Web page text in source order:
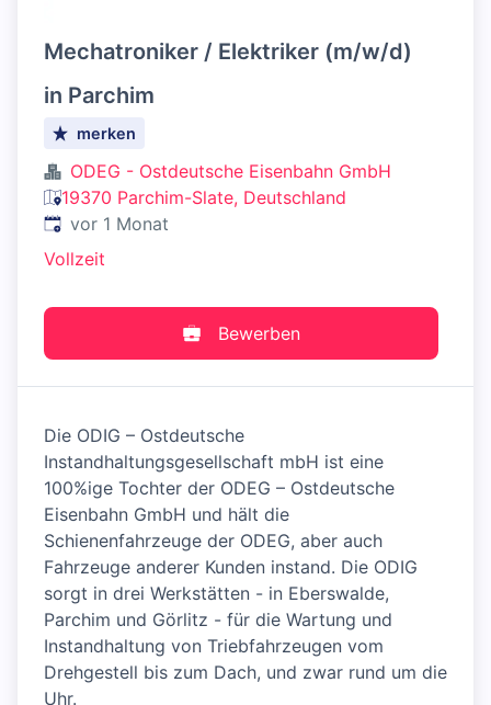
Mechatroniker / Elektriker (m/w/d)
in Parchim
merken
ODEG - Ostdeutsche Eisenbahn GmbH
19370 Parchim-Slate, Deutschland
Veröffentlicht:
vor 1 Monat
Vollzeit
Bewerben
Die ODIG – Ostdeutsche
Instandhaltungsgesellschaft mbH ist eine
100%ige Tochter der ODEG – Ostdeutsche
Eisenbahn GmbH und hält die
Schienenfahrzeuge der ODEG, aber auch
Fahrzeuge anderer Kunden instand. Die ODIG
sorgt in drei Werkstätten - in Eberswalde,
Parchim und Görlitz - für die Wartung und
Instandhaltung von Triebfahrzeugen vom
Drehgestell bis zum Dach, und zwar rund um die
Uhr.